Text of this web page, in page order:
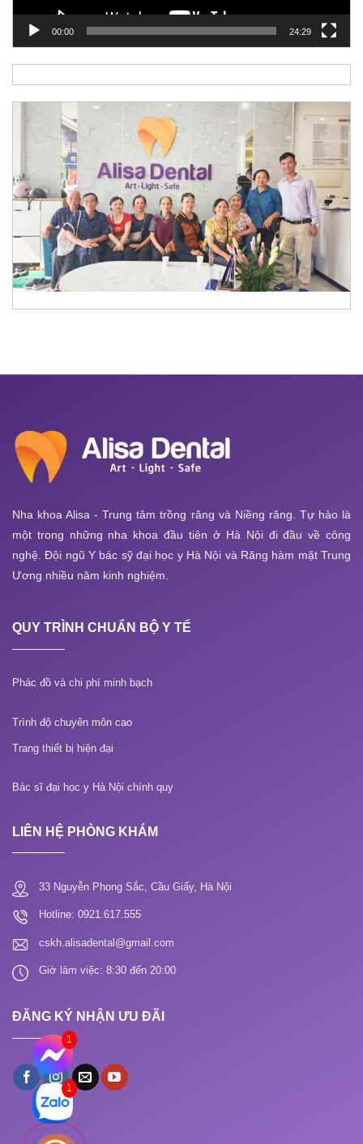
00:00 24:29
Nha khoa Alisa - Trung tâm trồng răng và Niềng răng. Tự hào là
một trong những nha khoa đầu tiên ở Hà Nội đi đầu về công
nghệ. Đội ngũ Y bác sỹ đại học y Hà Nội và Răng hàm mặt Trung
Ương nhiều năm kinh nghiệm.
QUY TRÌNH CHUẨN BỘ Y TẾ
Phác đồ và chi phí minh bạch
Trình độ chuyên môn cao
Trang thiết bị hiện đại
Bác sĩ đại học y Hà Nội chính quy
LIÊN HỆ PHÒNG KHÁM
33 Nguyễn Phong Sắc, Cầu Giấy, Hà Nội
Hotline: 0921.617.555
cskh.alisadental@gmail.com
Giờ làm việc: 8:30 đến 20:00
ĐĂNG KÝ NHẬN ƯU ĐÃI
1
1